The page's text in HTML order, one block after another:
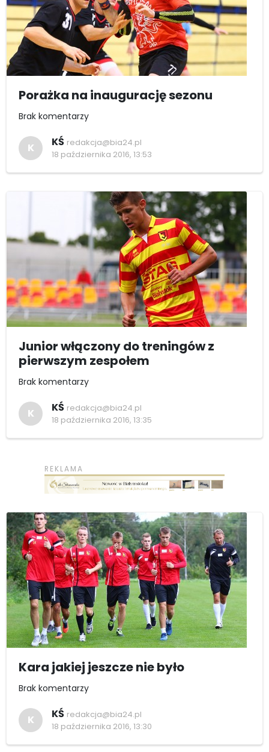
Porażka na inaugurację sezonu
Brak komentarzy
K KŚ redakcja@bia24.pl
18 października 2016, 13:53
Junior włączony do treningów z
pierwszym zespołem
Brak komentarzy
K KŚ redakcja@bia24.pl
18 października 2016, 13:35
Kara jakiej jeszcze nie było
Brak komentarzy
K KŚ redakcja@bia24.pl
18 października 2016, 13:30